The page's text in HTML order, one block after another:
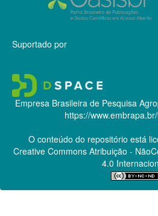
Suportado por
Empresa Brasileira de Pesquisa
https://
O conteúdo do repositório está
Creative CommonsAtribuição -
4.0